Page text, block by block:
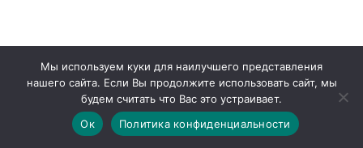
Мы используем куки для наилучшего представления
нашего сайта. Если Вы продолжите использовать сайт, мы
будем считать что Вас это устраивает.
Ок
Политика конфиденциальности